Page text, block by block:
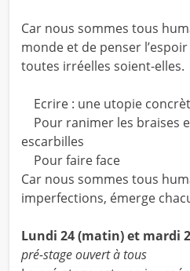
Car nous sommes tous
monde et de penser
toutes irréelles soient-elles.
Ecrire : une utopie
Pour ranimer les braises
escarbilles
Pour faire face
Car nous sommes tous
imperfections, émerge
Lundi 24 (matin) et mardi
pré-stage ouvert à tous